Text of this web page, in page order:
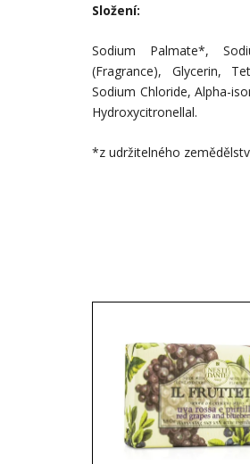
Složení:
Sodium Palmate*,
(Fragrance), Glycerin,
Sodium Chloride, Alpha-
Hydroxycitronellal.
*z udržitelného